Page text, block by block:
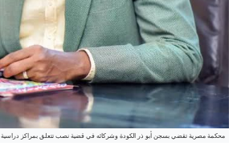
محكمة مصرية تقضي بسجن أبو ذر الكودة وشركائه في قضية نصب تتعلق بمراكز دراسية